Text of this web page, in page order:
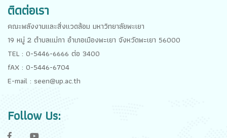
ติดต่อเรา
คณะพลังงานและสิ่งแวดล้อม มหาวิทยาลัยพะเยา
19 หมู่ 2 ตำบลแม่กา อำเภอเมืองพะเยา จังหวัดพะเยา 56000
TEL : 0-5446-6666 ต่อ 3400
fAX : 0-5446-6704
E-mail : seen@up.ac.th
Follow Us: